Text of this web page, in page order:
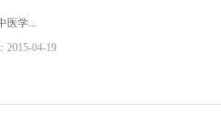
医学...
2015-04-19